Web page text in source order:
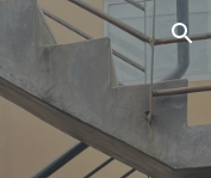
Skip to navigation